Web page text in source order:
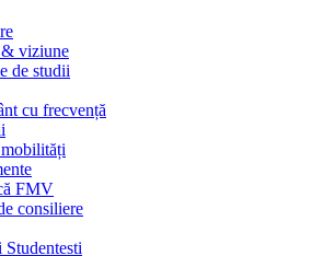
viziune
de studii
cu frecvență
FMV
consiliere